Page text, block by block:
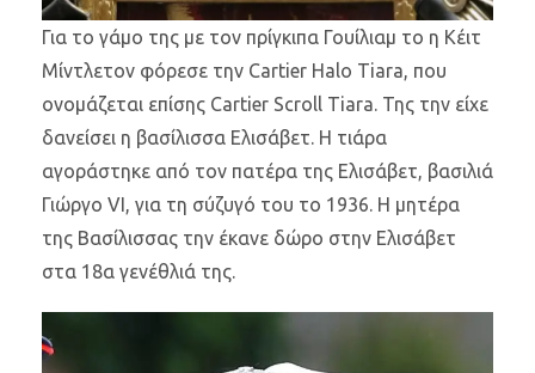
Για το γάμο της με τον πρίγκιπα Γουίλιαμ το η Κέιτ
Μίντλετον φόρεσε την Cartier Halo Tiara, που
ονομάζεται επίσης Cartier Scroll Tiara. Της την είχε
δανείσει η βασίλισσα Ελισάβετ. Η τιάρα
αγοράστηκε από τον πατέρα της Ελισάβετ, βασιλιά
Γιώργο VI, για τη σύζυγό του το 1936. Η μητέρα
της Βασίλισσας την έκανε δώρο στην Ελισάβετ
στα 18α γενέθλιά της.